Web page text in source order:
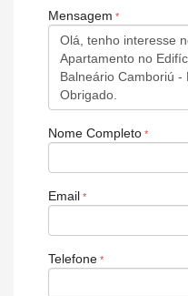
Sala de Jogos
Salão de Festas
Cinema
Piscina
Espaço Gourmet
Espaço Fitness
Portaria 24h
Captação de Água
Piscina Infantil
Bicicletário
Gás Central
Box de Praia
Hall Decorado e Mobiliado
Mensagem
Nome Completo
Email
Telefone